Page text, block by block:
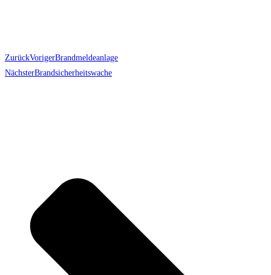
ZurückVorigerBrandmeldeanlage
NächsterBrandsicherheitswache